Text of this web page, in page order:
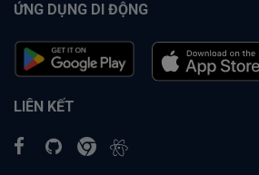
ỨNG DỤNG DI ĐỘNG
LIÊN KẾT